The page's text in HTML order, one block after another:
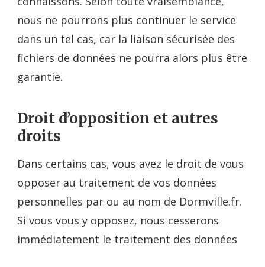
nous ne pourrons plus continuer le service
dans un tel cas, car la liaison sécurisée des
fichiers de données ne pourra alors plus être
garantie.
Droit d’opposition et autres
droits
Dans certains cas, vous avez le droit de vous
opposer au traitement de vos données
personnelles par ou au nom de Dormville.fr.
Si vous vous y opposez, nous cesserons
immédiatement le traitement des données